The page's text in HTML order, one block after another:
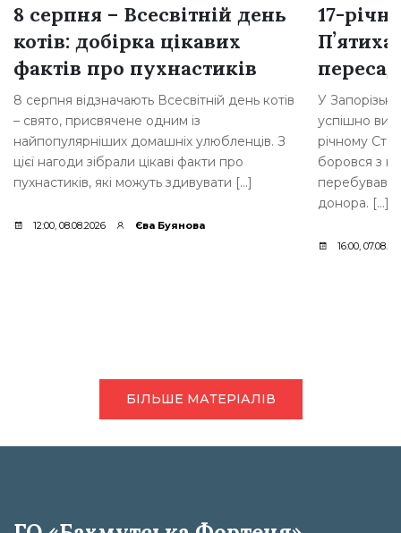
8 серпня – Всесвітній день
котів: добірка цікавих
фактів про пухнастиків
8 серпня відзначають Всесвітній день котів
– свято, присвячене одним із
найпопулярніших домашніх улюбленців. З
цієї нагоди зібрали цікаві факти про
пухнастиків, які можуть здивувати […]
12:00, 08.08.2026 Єва Буянова
17-
У
успішно
річному
боровся з
перебував у
донора. […]
16:00,
БІЛЬШЕ МАТЕРІАЛІВ